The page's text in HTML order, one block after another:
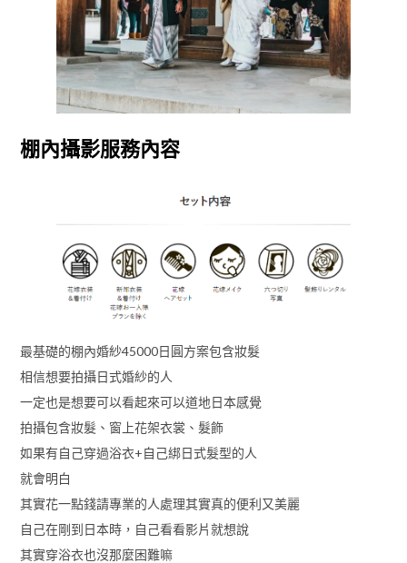
棚內攝影服務內容
最基礎的棚內婚紗45000日圓方案包含妝髮
相信想要拍攝日式婚紗的人
一定也是想要可以看起來可以道地日本感覺
拍攝包含妝髮、窗上花架衣裳、髮飾
如果有自己穿過浴衣+自己綁日式髮型的人
就會明白
其實花一點錢請專業的人處理其實真的便利又美麗
自己在剛到日本時，自己看看影片就想說
其實穿浴衣也沒那麼困難嘛